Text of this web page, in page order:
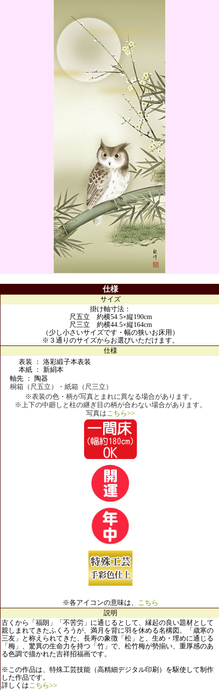
仕様
サイズ
掛け軸寸法：
尺五立 約横54.5×縦190cm
尺三立 約横44.5×縦164cm
（少し小さいサイズです・幅の狭いお床用）
※３通りのサイズからお選びいただけます。
仕様
表装 ： 洛彩緞子本表装
本紙 ： 新絹本
軸先 ： 陶器
桐箱（尺五立）・紙箱（尺三立）
※表装の色・柄が写真とまれに異なる場合があります。
※上下の中廻しと柱の継ぎ目の柄が合わない場合があります。
写真はこちら>>
※各アイコンの意味は、 こちら
説明
古くから「福朗」「不苦労」に通じるとして、縁起の良い題材として
親しまれてきたふくろうが、満月を背に羽を休める名構図。「歳寒の
三友」と称えられてきた、長寿の象徴「松」と、生め・埋めに通じる
「梅」、驚異の生命力を持つ「竹」で、松竹梅が勢揃い、重厚感のあ
る色調で描かれた吉祥招福画です。
※この作品は、特殊工芸技能（高精細デジタル印刷）を駆使して制作
した作品です。
詳しくはこちら>>